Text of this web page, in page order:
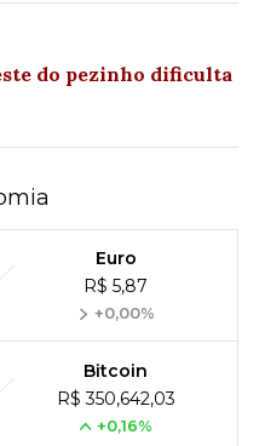
do pezinho dificulta
Euro
R$ 5,87
+0,00%
Bitcoin
R$ 350,642,03
+0,16%